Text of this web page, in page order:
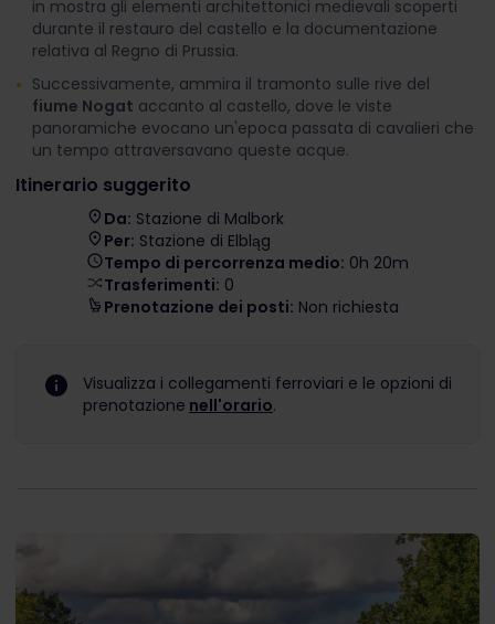
in mostra gli elementi architettonici medievali scoperti
durante il restauro del castello e la documentazione
relativa al Regno di Prussia.
Successivamente, ammira il tramonto sulle rive del
fiume Nogat accanto al castello, dove le viste
panoramiche evocano un'epoca passata di cavalieri che
un tempo attraversavano queste acque.
Itinerario suggerito
Da: Stazione di Malbork
Per: Stazione di Elbląg
Tempo di percorrenza medio: 0h 20m
Trasferimenti: 0
Prenotazione dei posti: Non richiesta
Visualizza i collegamenti ferroviari e le opzioni di
prenotazione nell'orario.